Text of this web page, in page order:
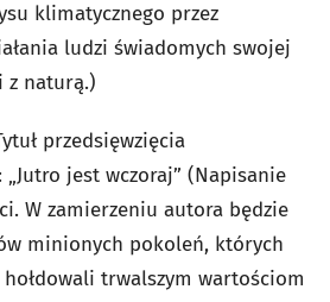
klimatycznego przez
ludzi świadomych swojej
z naturą.)
przedsięwzięcia
jest wczoraj” (Napisanie
W zamierzeniu autora będzie
minionych pokoleń, których
trwalszym wartościom